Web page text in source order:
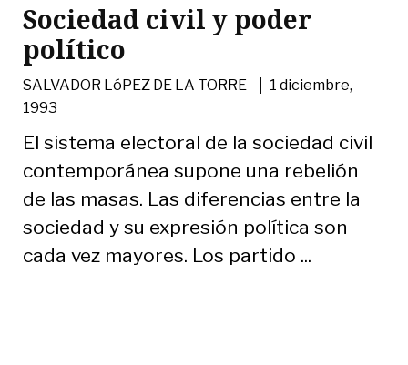
Sociedad civil y poder
político
SALVADOR LóPEZ DE LA TORRE | 1 diciembre,
1993
El sistema electoral de la sociedad civil
contemporánea supone una rebelión
de las masas. Las diferencias entre la
sociedad y su expresión política son
cada vez mayores. Los partido ...